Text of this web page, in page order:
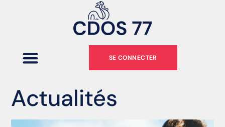
SE CONNECTER
Actualités